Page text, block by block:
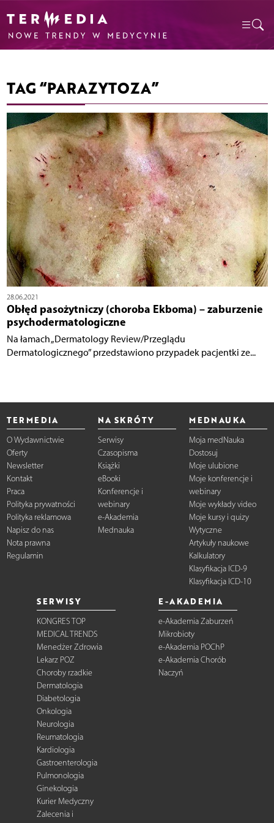
TAG “PARAZYTOZA”
28.06.2021
Obłęd pasożytniczy (choroba Ekboma) – zaburzenie
psychodermatologiczne
Na łamach „Dermatology Review/Przeglądu
Dermatologicznego” przedstawiono przypadek pacjentki ze...
TERMEDIA
O Wydawnictwie
Oferty
Newsletter
Kontakt
Praca
Polityka prywatności
Polityka reklamowa
Napisz do nas
Nota prawna
Regulamin
NA SKRÓTY
Serwisy
Czasopisma
Książki
eBooki
Konferencje i
webinary
e-Akademia
Mednauka
MEDNAUKA
Moja medNauka
Dostosuj
Moje ulubione
Moje konferencje i
webinary
Moje wykłady video
Moje kursy i quizy
Wytyczne
Artykuły naukowe
Kalkulatory
Klasyfikacja ICD-9
Klasyfikacja ICD-10
SERWISY
KONGRES TOP
MEDICAL TRENDS
Menedżer Zdrowia
Lekarz POZ
Choroby rzadkie
Dermatologia
Diabetologia
Onkologia
Neurologia
Reumatologia
Kardiologia
Gastroenterologia
Pulmonologia
Ginekologia
Kurier Medyczny
Zalecenia i
E-AKADEMIA
e-Akademia Zaburzeń
Mikrobioty
e-Akademia POChP
e-Akademia Chorób
Naczyń